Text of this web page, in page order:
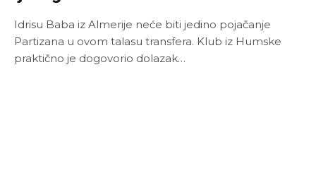
Idrisu Baba iz Almerije neće biti jedino pojačanje
Partizana u ovom talasu transfera. Klub iz Humske
praktično je dogovorio dolazak…